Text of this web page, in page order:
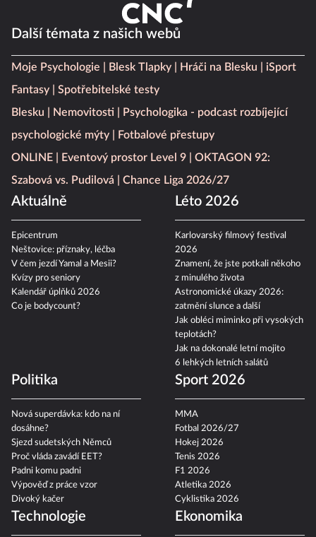
Další témata z našich webů
Moje Psychologie Blesk Tlapky Hráči na Blesku
iSport
Fantasy
Spotřebitelské testy
Blesku
Nemovitosti
Psychologika - podcast rozbíjející
psychologické mýty
Fotbalové přestupy
ONLINE
Eventový prostor Level 9
OKTAGON 92:
Szabová vs. Pudilová
Chance Liga 2026/27
Aktuálně
Epicentrum
Neštovice: příznaky, léčba
V čem jezdí Yamal a Mesii?
Kvízy pro seniory
Kalendář úplňků 2026
Co je bodycount?
Léto 2026
Karlovarský filmový festival
2026
Znamení, že jste potkali někoho
z minulého života
Astronomické úkazy 2026:
zatmění slunce a další
Jak obléci miminko při vysokých
teplotách?
Jak na dokonalé letní mojito
6 lehkých letních salátů
Politika
Nová superdávka: kdo na ní
dosáhne?
Sjezd sudetských Němců
Proč vláda zavádí EET?
Padni komu padni
Výpověď z práce vzor
Divoký kačer
Sport 2026
MMA
Fotbal 2026/27
Hokej 2026
Tenis 2026
F1 2026
Atletika 2026
Cyklistika 2026
Technologie Ekonomika